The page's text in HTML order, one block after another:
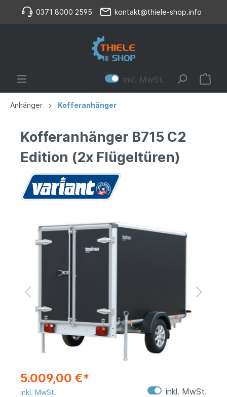
0371 8000 2595 kontakt@thiele-shop.info
inkl. MwSt.
Anhänger Kofferanhänger
Kofferanhänger B715 C2
Edition (2x Flügeltüren)
5.009,00 €*
inkl. MwSt.
inkl. MwSt.